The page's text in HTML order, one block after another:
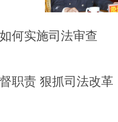
何实施司法审查
职责 狠抓司法改革